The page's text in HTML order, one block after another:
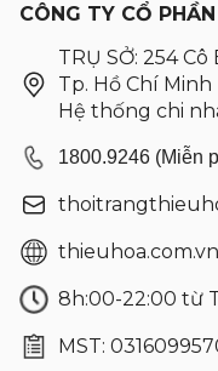
CÔNG TY CỔ
TRỤ SỞ: 254 Cô
Tp. Hồ Chí Minh
Hệ thống chi
1800.9246 (Miễn
thieuhoa.com.vn
8h:00-22:00 từ
MST: